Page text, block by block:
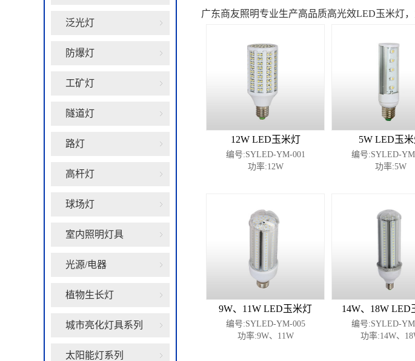
泛光灯
防爆灯
工矿灯
隧道灯
路灯
高杆灯
球场灯
室内照明灯具
光源/电器
植物生长灯
城市亮化灯具系列
太阳能灯系列
广东商友照明专业生产高品质高光效LED玉米灯
12W LED玉米灯
编号:SYLED-YM-001
功率:12W
5W LED玉
编号:SYLED-
功率:5W
9W、11W LED玉米灯
编号:SYLED-YM-005
功率:9W、11W
14W、18W LED
编号:SYLED-
功率:14W、